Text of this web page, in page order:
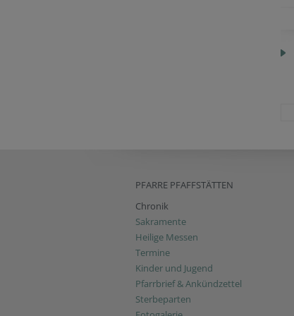
PFARRE PFAFFSTÄTTEN
Chronik
Sakramente
Heilige Messen
Termine
Kinder und Jugend
Pfarrbrief & Ankündzettel
Sterbeparten